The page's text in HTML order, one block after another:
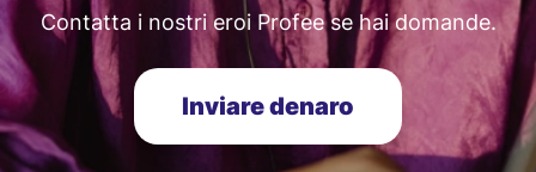
Contatta i nostri eroi Profee se hai domande.
Inviare denaro